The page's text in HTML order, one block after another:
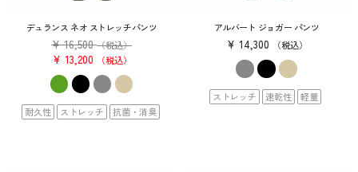
デュランス ネオ ストレッチパンツ
¥ 16,500 （税込）
¥ 13,200 税込
耐久性 ストレッチ 抗菌・消臭
アルバート ジョガー パンツ
¥ 14,300 税込
ストレッチ 速乾性 軽量